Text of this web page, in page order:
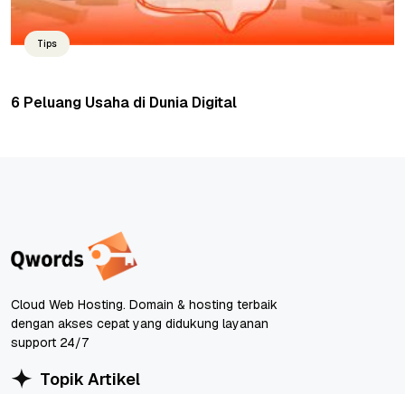
Tips
6 Peluang Usaha di Dunia Digital
Cloud Web Hosting. Domain & hosting terbaik
dengan akses cepat yang didukung layanan
support 24/7
Topik Artikel